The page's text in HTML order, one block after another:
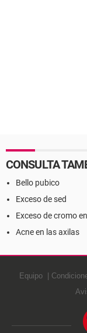
CONSULTA
Bello pubico
Exceso de sed
Exceso de cromo
Acne en las axilas
Equipo